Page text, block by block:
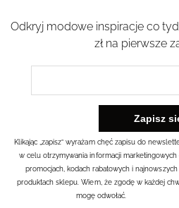
Odkryj modowe inspiracje co
zł na pierwsze
Klikając „zapisz” wyrażam chęć zapisu do
w celu otrzymywania informacji marketingowych
promocjach, kodach rabatowych i najnowszych
produktach sklepu. Wiem, że zgodę w każdej
mogę odwołać.